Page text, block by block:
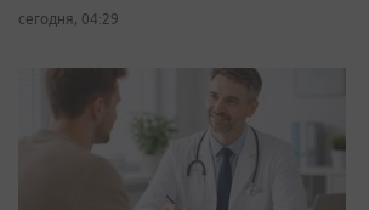
сегодня, 04:29